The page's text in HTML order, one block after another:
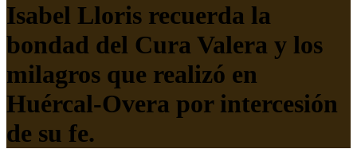
Isabel Lloris recuerda la
bondad del Cura Valera y los
milagros que realizó en
Huércal-Overa por intercesión
de su fe.